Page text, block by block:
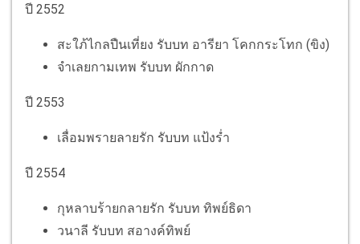
ปี 2552
สะใภ้ไกลปืนเที่ยง รับบท อารียา โคกกระโทก (ขิง)
จำเลยกามเทพ รับบท ผักกาด
ปี 2553
เลื่อมพรายลายรัก รับบท แป้งร่ำ
ปี 2554
กุหลาบร้ายกลายรัก รับบท ทิพย์ธิดา
วนาลี รับบท สอางค์ทิพย์